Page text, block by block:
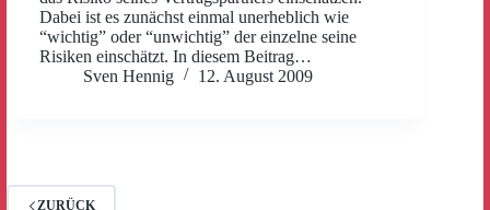
Dabei ist es zunächst einmal unerheblich wie
“wichtig” oder “unwichtig” der einzelne seine
Risiken einschätzt. In diesem Beitrag…
Sven Hennig
12. August 2009
ZURÜCK